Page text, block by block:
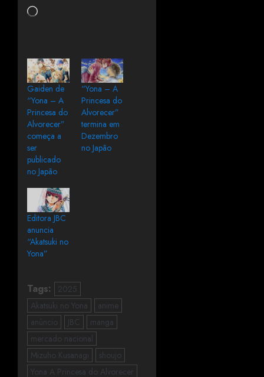
Gaiden de
“Yona – A
Princesa do
Alvorecer”
começa a
ser
publicado
no Japão
“Yona – A
Princesa do
Alvorecer”
termina em
Dezembro
no Japão
Editora JBC
anuncia
“Akatsuki no
Yona”
Tags:
2025
Akatsuki no Yona
anime
anúncio
JBC
manga
mercado nacional
Mizuho Kusanagi
shoujo
Yona A Princesa do Alvorecer